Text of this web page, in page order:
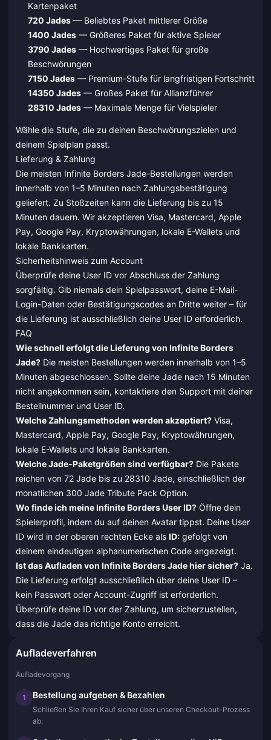
Kartenpaket
720 Jades— Beliebtes Paket mittlerer Größe
1400 Jades— Größeres Paket für aktive Spieler
3790 Jades— Hochwertiges Paket für große
Beschwörungen
7150 Jades— Premium-Stufe für langfristigen Fortschritt
14350 Jades— Großes Paket für Allianzführer
28310 Jades— Maximale Menge für Vielspieler
Wähle die Stufe, die zu deinen Beschwörungszielen und
deinem Spielplan passt.
Lieferung & Zahlung
Die meisten Infinite Borders Jade-Bestellungen werden
innerhalb von 1–5 Minuten nach Zahlungsbestätigung
geliefert. Zu Stoßzeiten kann die Lieferung bis zu 15
Minuten dauern. Wir akzeptieren Visa, Mastercard, Apple
Pay, Google Pay, Kryptowährungen, lokale E-Wallets und
lokale Bankkarten.
Sicherheitshinweis zum Account
Überprüfe deine User ID vor Abschluss der Zahlung
sorgfältig. Gib niemals dein Spielpasswort, deine E-Mail-
Login-Daten oder Bestätigungscodes an Dritte weiter – für
die Lieferung ist ausschließlich deine User ID erforderlich.
FAQ
Wie schnell erfolgt die Lieferung von Infinite Borders
Jade? Die meisten Bestellungen werden innerhalb von 1–5
Minuten abgeschlossen. Sollte deine Jade nach 15 Minuten
nicht angekommen sein, kontaktiere den Support mit deiner
Bestellnummer und User ID.
Welche Zahlungsmethoden werden akzeptiert? Visa,
Mastercard, Apple Pay, Google Pay, Kryptowährungen,
lokale E-Wallets und lokale Bankkarten.
Welche Jade-Paketgrößen sind verfügbar? Die Pakete
reichen von 72 Jade bis zu 28310 Jade, einschließlich der
monatlichen 300 Jade Tribute Pack Option.
Wo finde ich meine Infinite Borders User ID? Öffne dein
Spielerprofil, indem du auf deinen Avatar tippst. Deine User
ID wird in der oberen rechten Ecke als ID: gefolgt von
deinem eindeutigen alphanumerischen Code angezeigt.
Ist das Aufladen von Infinite Borders Jade hier sicher? Ja.
Die Lieferung erfolgt ausschließlich über deine User ID –
kein Passwort oder Account-Zugriff ist erforderlich.
Überprüfe deine ID vor der Zahlung, um sicherzustellen,
dass die Jade das richtige Konto erreicht.
Aufladeverfahren
Aufladevorgang
1 Bestellung aufgeben & Bezahlen
Schließen Sie Ihren Kauf sicher über unseren Checkout-Prozess
ab.